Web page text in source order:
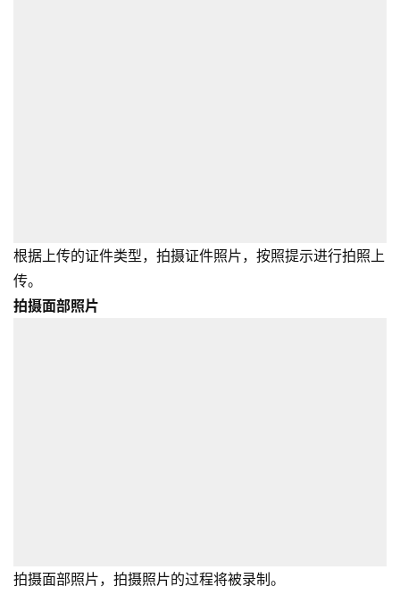
根据上传的证件类型，拍摄证件照片，按照提示进行拍照上
传。
拍摄面部照片
拍摄面部照片，拍摄照片的过程将被录制。